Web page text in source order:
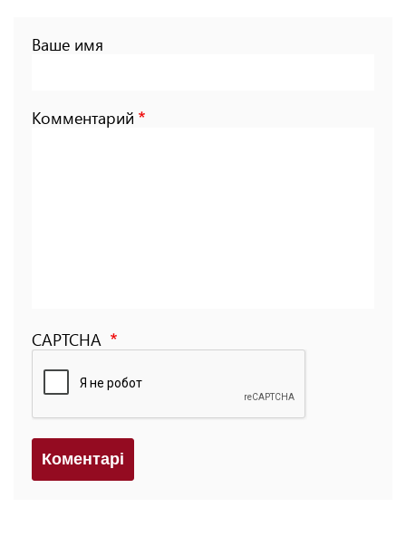
Ваше имя
Комментарий
CAPTCHA
Коментарi